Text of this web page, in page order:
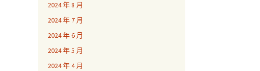
2024 年 8 月
2024 年 7 月
2024 年 6 月
2024 年 5 月
2024 年 4 月